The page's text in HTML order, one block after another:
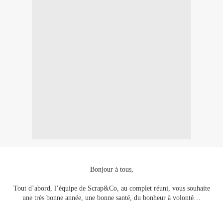
Bonjour à tous,
Tout d’abord, l’équipe de Scrap&Co, au complet réuni, vous souhaite
une très bonne année, une bonne santé, du bonheur à volonté…